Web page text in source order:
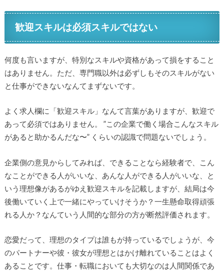
歓迎スキルは必須スキルではない
何度も言いますが、特別なスキルや資格があって損をすること
はありません。ただ、専門職以外は必ずしもそのスキルがない
と仕事ができないなんてまずないです。
よく求人欄に「歓迎スキル」なんて言葉がありますが、歓迎で
あって必須ではありません。 ”この企業で働く場合こんなスキル
があると助かるんだな〜” くらいの認識で問題ないでしょう。
企業側の意見からしてみれば、できることなら経験者で、こん
なことができる人がいいな、あんな人ができる人がいいな、と
いう理想像があるがゆえ歓迎スキルを記載しますが、結局は今
後働いていく上で一緒にやっていけそうか？一生懸命取得頑張
れる人か？なんていう人間的な部分の方が断然評価されます。
恋愛だって、理想のタイプは誰もが持っているでしょうが、今
のパートナーや彼・彼女が理想とはかけ離れていることはよく
あることです。仕事・転職においても大切なのは人間関係であ